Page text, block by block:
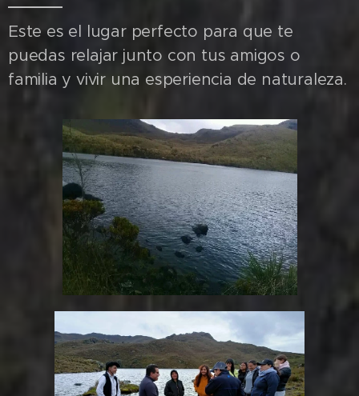
Este es el lugar perfecto para que te
puedas relajar junto con tus amigos o
familia y vivir una esperiencia de naturaleza.